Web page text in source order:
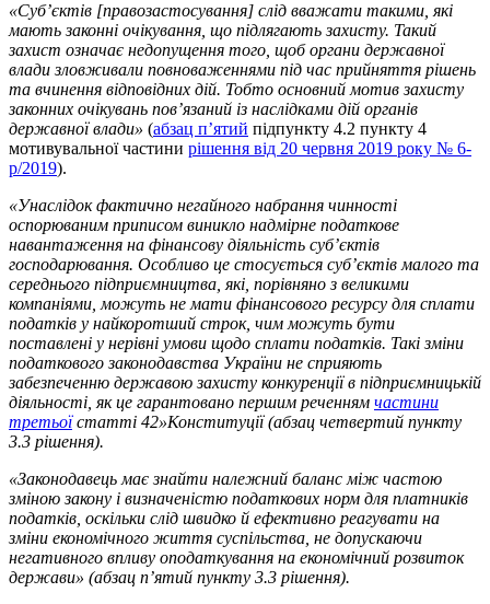
«Суб’єктів [правозастосування] слід вважати такими, які
мають законні очікування, що підлягають захисту. Такий
захист означає недопущення того, щоб органи державної
влади зловживали повноваженнями під час прийняття рішень
та вчинення відповідних дій. Тобто основний мотив захисту
законних очікувань пов’язаний із наслідками дій органів
державної влади» (абзац п’ятий підпункту 4.2 пункту 4
мотивувальної частини рішення від 20 червня 2019 року № 6-
р/2019).
«Унаслідок фактично негайного набрання чинності
оспорюваним приписом виникло надмірне податкове
навантаження на фінансову діяльність суб’єктів
господарювання. Особливо це стосується суб’єктів малого та
середнього підприємництва, які, порівняно з великими
компаніями, можуть не мати фінансового ресурсу для сплати
податків у найкоротший строк, чим можуть бути
поставлені у нерівні умови щодо сплати податків. Такі зміни
податкового законодавства України не сприяють
забезпеченню державою захисту конкуренції в підприємницькій
діяльності, як це гарантовано першим реченням частини
третьої статті 42»Конституції(абзац четвертий пункту
3.3 рішення).
«Законодавець має знайти належний баланс між частою
зміною закону і визначеністю податкових норм для платників
податків , оскільки слід швидко й ефективно реагувати на
зміни економічного життя суспільства, не допускаючи
негативного впливу оподаткування на економічний розвиток
держави» (абзац п’ятий пункту 3.3 рішення).